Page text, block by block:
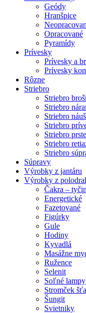
Geódy
Hranšpice
Opracované
Pyramídy
Prívesky
Prívesky a
Prívesky
Rôzne
Striebro
Striebro
Striebro
Striebro
Striebro
Striebro
Striebro
Striebro
Súpravy
Výrobky z jantáru
Výrobky z
Čakra –
Energetické
Fazetované
Figúrky
Gule
Hodiny
Kyvadlá
Masážne
Ružence
Selenit
Soľné lampy
Stromček
Šungit
Svietniky